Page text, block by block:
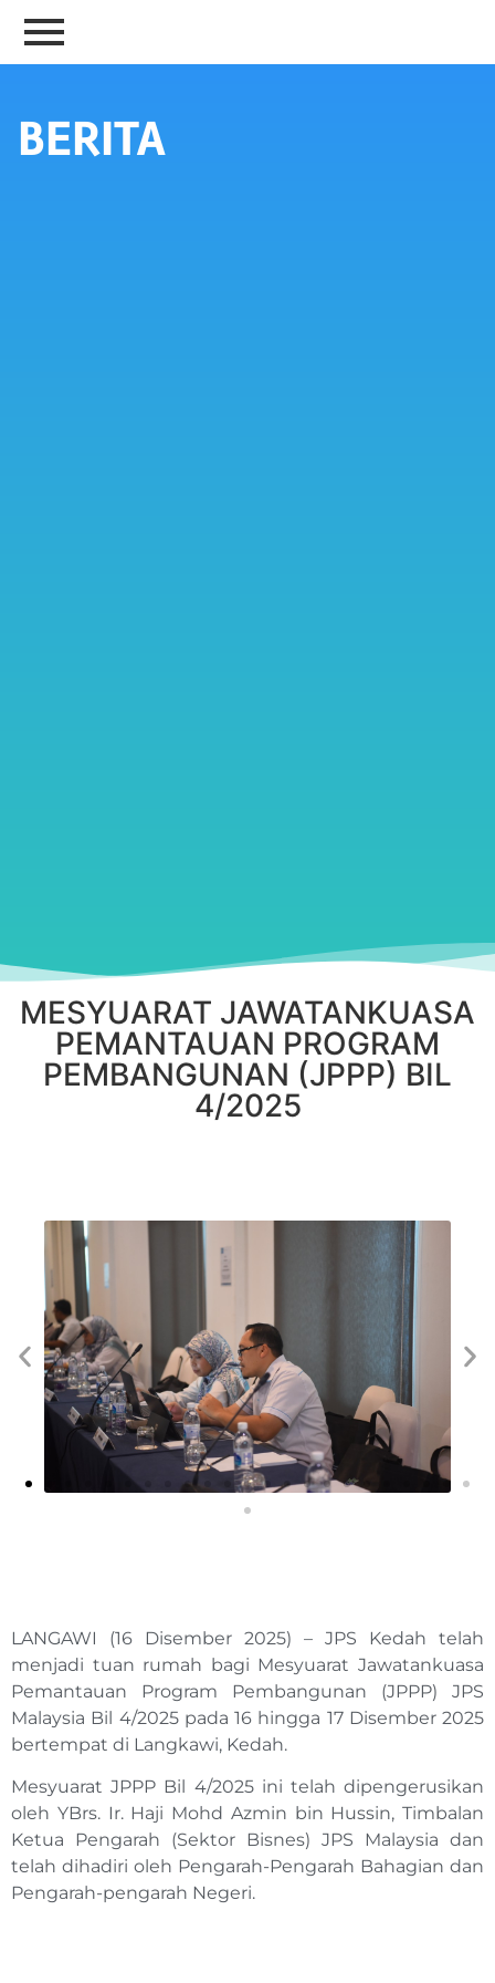
BERITA
MESYUARAT JAWATANKUASA
PEMANTAUAN PROGRAM
PEMBANGUNAN (JPPP) BIL
4/2025
LANGAWI (16 Disember 2025) – JPS Kedah telah
menjadi tuan rumah bagi Mesyuarat Jawatankuasa
Pemantauan Program Pembangunan (JPPP) JPS
Malaysia Bil 4/2025 pada 16 hingga 17 Disember 2025
bertempat di Langkawi, Kedah.
Mesyuarat JPPP Bil 4/2025 ini telah dipengerusikan
oleh YBrs. Ir. Haji Mohd Azmin bin Hussin, Timbalan
Ketua Pengarah (Sektor Bisnes) JPS Malaysia dan
telah dihadiri oleh Pengarah-Pengarah Bahagian dan
Pengarah-pengarah Negeri.